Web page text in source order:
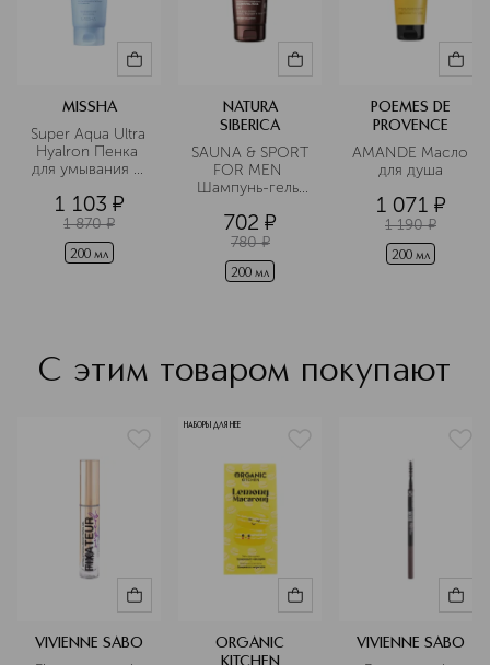
ароматы. В ассортименте
представлены гели для душа,
шампуни, жидкое мыло,
кондиционеры для белья, гели для
стирки и другие.
MISSHA
Super Aqua Ultra
Hyalron Пенка
для умывания и
1 103 ¤
1 870 ¤
200 мл
NATURA
SIBERICA
SAUNA & SPORT
FOR MEN
Шампунь-гель
бороды и тела
702 ¤
780 ¤
200 мл
POEMES DE
PROVENCE
AMANDE Масло
для душа
1 071 ¤
1 190 ¤
200 мл
С этим товаром покупают
VIVIENNE SABO
НАБОРЫ ДЛЯ НЕЕ
ORGANIC
KITCHEN
VIVIENNE SABO